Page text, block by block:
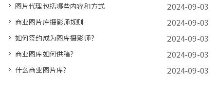
图片代理包括哪些内容和方式 2024-09-03
商业图片库摄影师规则 2024-09-03
如何签约成为图库摄影师？ 2024-09-03
商业图库如何供稿？ 2024-09-03
什么商业图片库? 2024-09-03